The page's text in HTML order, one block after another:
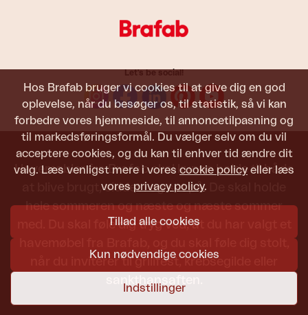
Hos Brafab bruger vi cookies til at give dig en god
oplevelse, når du besøger os, til statistik, så vi kan
forbedre vores hjemmeside, til annoncetilpasning og
til markedsføringsformål. Du vælger selv om du vil
acceptere cookies, og du kan til enhver tid ændre dit
valg. Læs venligst mere i vores cookie policy eller læs
vores privacy policy.
Tillad alle cookies
Kun nødvendige cookies
Indstillinger
Let's be social!
Havemøbler fra Brafab skal kunne holde til både
at blive brugt, siddet i og set på. De skal holde
hele sommeren og næste og næste sommer
med. Du skal føle dig tryg ved, at du har valgt et
når du inviterer til grillfest, krebsegilde eller